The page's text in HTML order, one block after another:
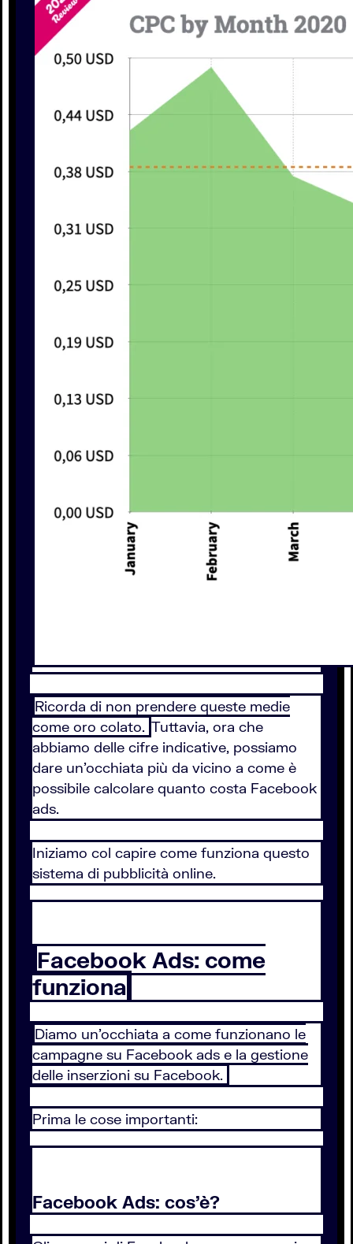
Ricorda di non prendere queste medie
come oro colato. Tuttavia, ora che
abbiamo delle cifre indicative, possiamo
dare un’occhiata più da vicino a come è
possibile calcolare quanto costa Facebook
ads.
Iniziamo col capire come funziona questo
sistema di pubblicità online.
Facebook Ads: come
funziona
Diamo un’occhiata a come funzionano le
campagne su Facebook ads e la gestione
delle inserzioni su Facebook.
Prima le cose importanti:
Facebook Ads: cos'è?